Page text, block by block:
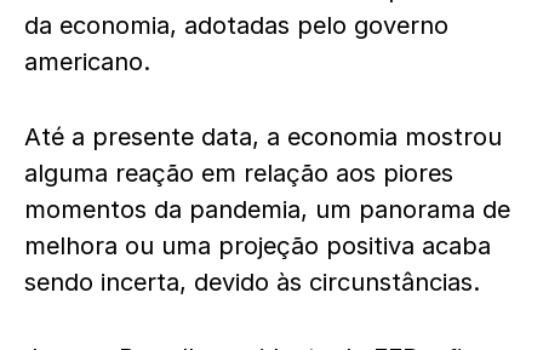
da economia, adotadas pelo governo
americano.
Até a presente data, a economia mostrou
alguma reação em relação aos piores
momentos da pandemia, um panorama de
melhora ou uma projeção positiva acaba
sendo incerta, devido às circunstâncias.